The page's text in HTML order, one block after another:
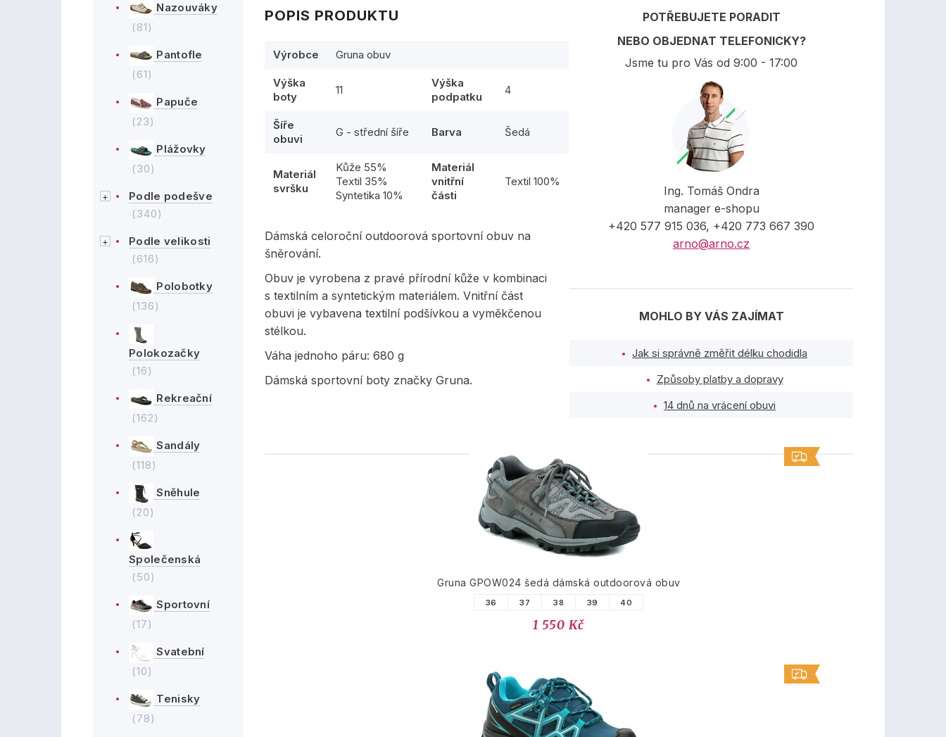
Nazouváky
(81)
Pantofle
(61)
Papuče
(23)
Plážovky
(30)
Podle podešve
(340)
Podle velikosti
(616)
Polobotky
(136)
Polokozačky
(16)
Rekreační
(162)
Sandály
(118)
Sněhule
(20)
Společenská
(50)
Sportovní
(17)
Svatební
(10)
Tenisky
(78)
POPIS PRODUKTU
Výrobce Gruna obuv
Výška
boty
11
Výška
podpatku
4
Šíře
obuvi
G - střední šíře Barva Šedá
Materiál
svršku
Kůže 55%
Textil 35%
Syntetika 10%
Materiál
vnitřní
části
Textil 100%
Dámská celoroční outdoorová sportovní obuv na
šněrování.
Obuv je vyrobena z pravé přírodní kůže v kombinaci
s textilním a syntetickým materiálem. Vnitřní část
obuvi je vybavena textilní podšívkou a vyměkčenou
stélkou.
Váha jednoho páru: 680 g
Dámská sportovní boty značky Gruna.
POTŘEBUJETE PORADIT
NEBO OBJEDNAT TELEFONICKY?
Jsme tu pro Vás od 9:00 - 17:00
Ing. Tomáš Ondra
manager e-shopu
+420 577 915 036, +420 773 667 390
arno@arno.cz
MOHLO BY VÁS ZAJÍMAT
Jak si správně změřit délku chodidla
Způsoby platby a dopravy
14 dnů na vrácení obuvi
PODOBNÉ PRODUKTY
Gruna GPOW024 šedá dámská outdoorová obuv
36 37 38 39 40
1 550 Kč